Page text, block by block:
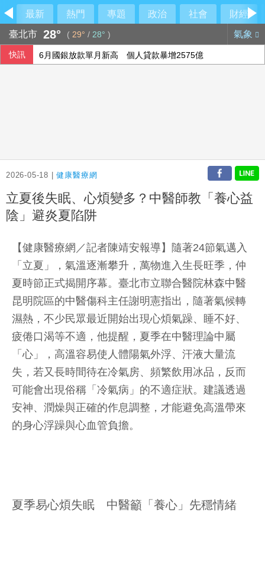
最新 熱門 專題 政治 社會
財經
臺北市 28° ( 29° / 28° ) 氣象
快訊 6月國銀放款單月新高 個人貸款暴增2575億
2026-05-18 |健康醫療網
立夏後失眠、心煩變多？中醫師教「養心益
陰」避炎夏陷阱
【健康醫療網／記者陳靖安報導】隨著24節氣邁入
「立夏」，氣溫逐漸攀升，萬物進入生長旺季，仲
夏時節正式揭開序幕。臺北市立聯合醫院林森中醫
昆明院區的中醫傷科主任謝明憲指出，隨著氣候轉
濕熱，不少民眾最近開始出現心煩氣躁、睡不好、
疲倦口渴等不適，他提醒，夏季在中醫理論中屬
「心」，高溫容易使人體陽氣外浮、汗液大量流
失，若又長時間待在冷氣房、頻繁飲用冰品，反而
可能會出現俗稱「冷氣病」的不適症狀。建議透過
安神、潤燥與正確的作息調整，才能避免高溫帶來
的身心浮躁與心血管負擔。
夏季易心煩失眠 中醫籲「養心」先穩情緒